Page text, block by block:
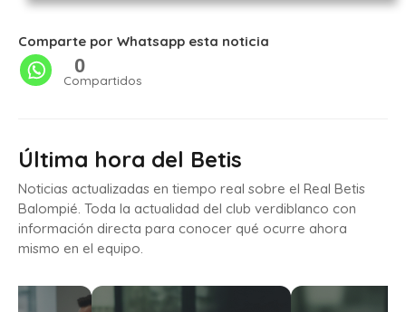
Comparte por Whatsapp esta noticia
0
Compartidos
Última hora del Betis
Noticias actualizadas en tiempo real sobre el Real Betis
Balompié. Toda la actualidad del club verdiblanco con
información directa para conocer qué ocurre ahora
mismo en el equipo.